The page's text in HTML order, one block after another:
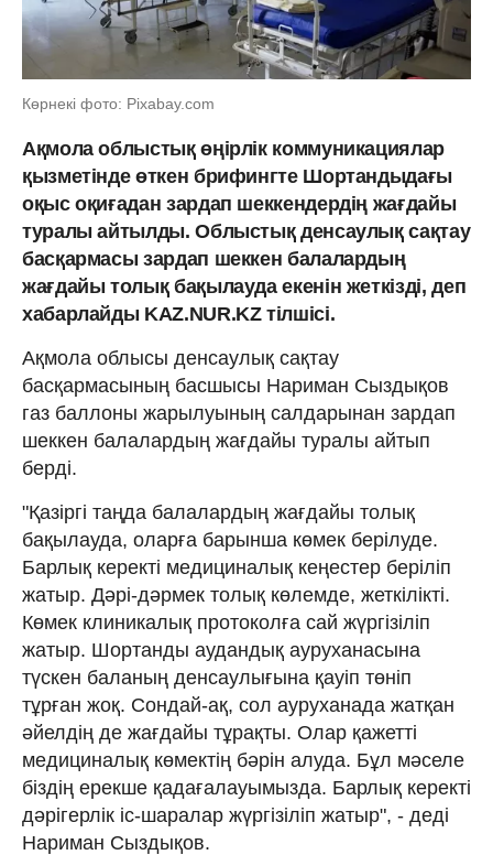
Көрнекі фото: Pixabay.com
Ақмола облыстық өңірлік коммуникациялар
қызметінде өткен брифингте Шортандыдағы
оқыс оқиғадан зардап шеккендердің жағдайы
туралы айтылды. Облыстық денсаулық сақтау
басқармасы зардап шеккен балалардың
жағдайы толық бақылауда екенін жеткізді, деп
хабарлайды KAZ.NUR.KZ тілшісі.
Ақмола облысы денсаулық сақтау
басқармасының басшысы Нариман Сыздықов
газ баллоны жарылуының салдарынан зардап
шеккен балалардың жағдайы туралы айтып
берді.
"Қазіргі таңда балалардың жағдайы толық
бақылауда, оларға барынша көмек берілуде.
Барлық керекті медициналық кеңестер беріліп
жатыр. Дәрі-дәрмек толық көлемде, жеткілікті.
Көмек клиникалық протоколға сай жүргізіліп
жатыр. Шортанды аудандық ауруханасына
түскен баланың денсаулығына қауіп төніп
тұрған жоқ. Сондай-ақ, сол ауруханада жатқан
әйелдің де жағдайы тұрақты. Олар қажетті
медициналық көмектің бәрін алуда. Бұл мәселе
біздің ерекше қадағалауымызда. Барлық керекті
дәрігерлік іс-шаралар жүргізіліп жатыр", - деді
Нариман Сыздықов.